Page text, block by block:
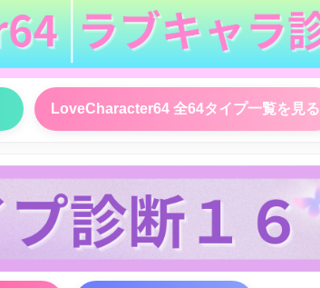
LoveCharacter64 全64タイプ一覧を見る